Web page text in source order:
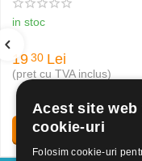
in stoc
19 30 Lei
(pret cu TVA inclus)
ADAUGA IN
COS
Acest site
cookie-uri
Folosim cookie-uri